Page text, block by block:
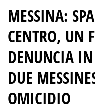
MESSINA:
CENTRO, UN
DENUNCIA
DUE
OMICIDIO